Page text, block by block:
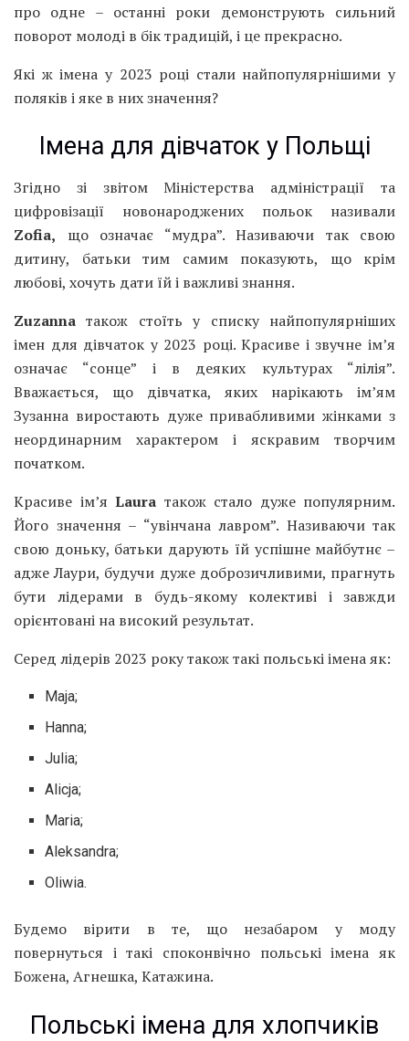
про одне – останні роки демонструють сильний
поворот молоді в бік традицій, і це прекрасно.
Які ж імена у 2023 році стали найпопулярнішими у
поляків і яке в них значення?
Імена для дівчаток у Польщі
Згідно зі звітом Міністерства адміністрації та
цифровізації новонароджених польок називали
Zofia, що означає “мудра”. Називаючи так свою
дитину, батьки тим самим показують, що крім
любові, хочуть дати їй і важливі знання.
Zuzanna також стоїть у списку найпопулярніших
імен для дівчаток у 2023 році. Красиве і звучне ім’я
означає “сонце” і в деяких культурах “лілія”.
Вважається, що дівчатка, яких нарікають ім’ям
Зузанна виростають дуже привабливими жінками з
неординарним характером і яскравим творчим
початком.
Красиве ім’я Laura також стало дуже популярним.
Його значення – “увінчана лавром”. Називаючи так
свою доньку, батьки дарують їй успішне майбутнє –
адже Лаури, будучи дуже доброзичливими, прагнуть
бути лідерами в будь-якому колективі і завжди
орієнтовані на високий результат.
Серед лідерів 2023 року також такі польські імена як:
Maja;
Hanna;
Julia;
Alicja;
Maria;
Aleksandra;
Oliwia.
Будемо вірити в те, що незабаром у моду
повернуться і такі споконвічно польські імена як
Божена, Агнешка, Катажина.
Польські імена для хлопчиків